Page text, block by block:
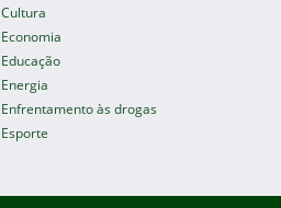
Cultura
Economia
Educação
Energia
Enfrentamento às drogas
Esporte